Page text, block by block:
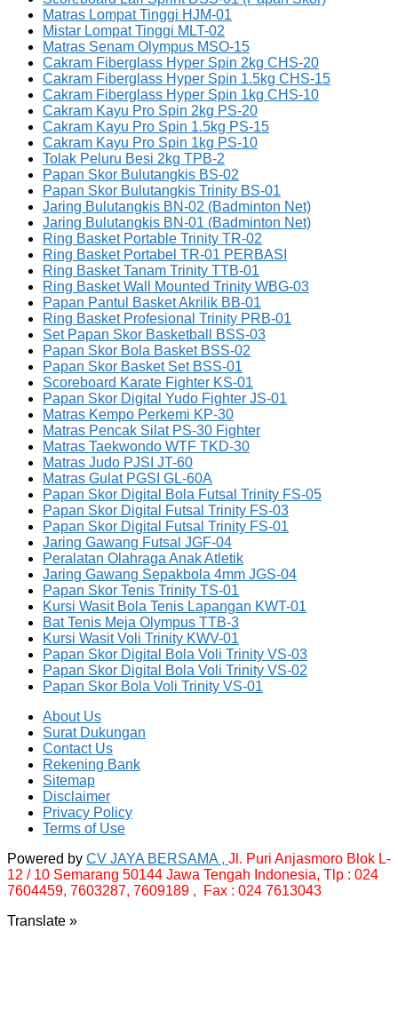
Matras Lompat Tinggi HJM-01
Mistar Lompat Tinggi MLT-02
Matras Senam Olympus MSO-15
Cakram Fiberglass Hyper Spin 2kg CHS-20
Cakram Fiberglass Hyper Spin 1.5kg CHS-15
Cakram Fiberglass Hyper Spin 1kg CHS-10
Cakram Kayu Pro Spin 2kg PS-20
Cakram Kayu Pro Spin 1.5kg PS-15
Cakram Kayu Pro Spin 1kg PS-10
Tolak Peluru Besi 2kg TPB-2
Papan Skor Bulutangkis BS-02
Papan Skor Bulutangkis Trinity BS-01
Jaring Bulutangkis BN-02 (Badminton Net)
Jaring Bulutangkis BN-01 (Badminton Net)
Ring Basket Portable Trinity TR-02
Ring Basket Portabel TR-01 PERBASI
Ring Basket Tanam Trinity TTB-01
Ring Basket Wall Mounted Trinity WBG-03
Papan Pantul Basket Akrilik BB-01
Ring Basket Profesional Trinity PRB-01
Set Papan Skor Basketball BSS-03
Papan Skor Bola Basket BSS-02
Papan Skor Basket Set BSS-01
Scoreboard Karate Fighter KS-01
Papan Skor Digital Yudo Fighter JS-01
Matras Kempo Perkemi KP-30
Matras Pencak Silat PS-30 Fighter
Matras Taekwondo WTF TKD-30
Matras Judo PJSI JT-60
Matras Gulat PGSI GL-60A
Papan Skor Digital Bola Futsal Trinity FS-05
Papan Skor Digital Futsal Trinity FS-03
Papan Skor Digital Futsal Trinity FS-01
Jaring Gawang Futsal JGF-04
Peralatan Olahraga Anak Atletik
Jaring Gawang Sepakbola 4mm JGS-04
Papan Skor Tenis Trinity TS-01
Kursi Wasit Bola Tenis Lapangan KWT-01
Bat Tenis Meja Olympus TTB-3
Kursi Wasit Voli Trinity KWV-01
Papan Skor Digital Bola Voli Trinity VS-03
Papan Skor Digital Bola Voli Trinity VS-02
Papan Skor Bola Voli Trinity VS-01
About Us
Surat Dukungan
Contact Us
Rekening Bank
Sitemap
Disclaimer
Privacy Policy
Terms of Use
Powered by CV JAYA BERSAMA , Jl. Puri Anjasmoro Blok L-
12 / 10 Semarang 50144 Jawa Tengah Indonesia, Tlp : 024
7604459, 7603287, 7609189 , Fax : 024 7613043
Translate »